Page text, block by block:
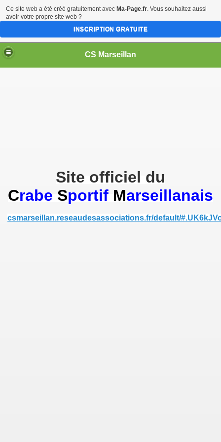
CS Marseillan
Site officiel du
Crabe Sportif Marseillanais
csmarseillan.reseaudesassociations.fr/default/
Ce site web a été créé gratuitement avec Ma-Page.fr. Vous souhaitez aussi
avoir votre propre site web ?
INSCRIPTION GRATUITE